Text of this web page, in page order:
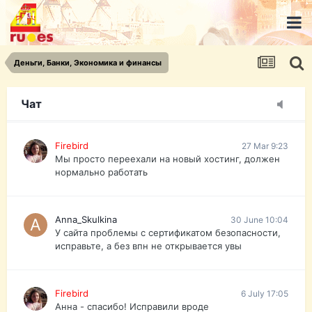
Деньги, Банки, Экономика и финансы
Чат
urist.dokument@gmail.com
https://pasport-ua.com/
Телеграмм @uristpassua
Firebird
Друзья - из России без VPN сайт и форум
Firebird 27 Mar 9:23
Мы просто переехали на новый хостинг, должен
нормально работать
Anna_Skulkina 30 June 10:04
У сайта проблемы с сертификатом безопасности,
исправьте, а без впн не открывается увы
Firebird 6 July 17:05
Анна - спасибо! Исправили вроде